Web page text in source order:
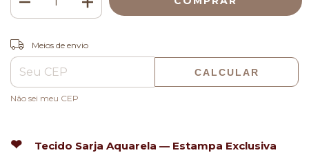
Entregas para o CEP:
Meios de envio
CALCULAR
Não sei meu CEP
❤
Tecido Sarja Aquarela — Estampa Exclusiva